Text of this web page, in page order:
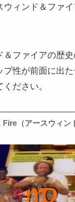
ウィンド＆ファ
＆ファイアの歴
プ性が前面に出
ださい。
（アースウィン